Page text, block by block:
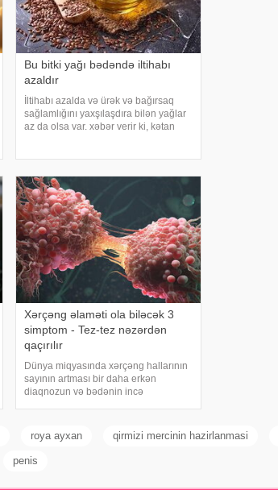
Bu bitki yağı bədəndə iltihabı
azaldır
İltihabı azalda və ürək və bağırsaq
sağlamlığını yaxşılaşdıra bilən yağlar
az da olsa var. xəbər verir ki, kətan
toxumlarında
Xərçəng əlaməti ola biləcək 3
simptom - Tez-tez nəzərdən
qaçırılır
Dünya miqyasında xərçəng hallarının
sayının artması bir daha erkən
diaqnozun və bədənin incə
Məşhur inancın əksinə olaraq,
xərçəng növləri həmişə ağı
roya ayxan qirmizi mercinin hazirlanmasi
penis